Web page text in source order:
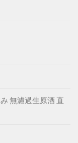
無濾過生原酒 直